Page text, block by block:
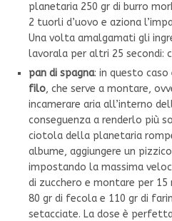
planetaria 250 gr di burro
2 tuorli d’uovo e aziona
Una volta amalgamati gli
lavorala per altri 25 secondi:
pan di spagna: in questo
filo, che serve a montare,
incamerare aria all’interno
conseguenza a renderlo più
ciotola della planetaria
albume, aggiungere un
impostando la massima
di zucchero e montare per 15
80 gr di fecola e 110 gr di
setacciate. La dose è